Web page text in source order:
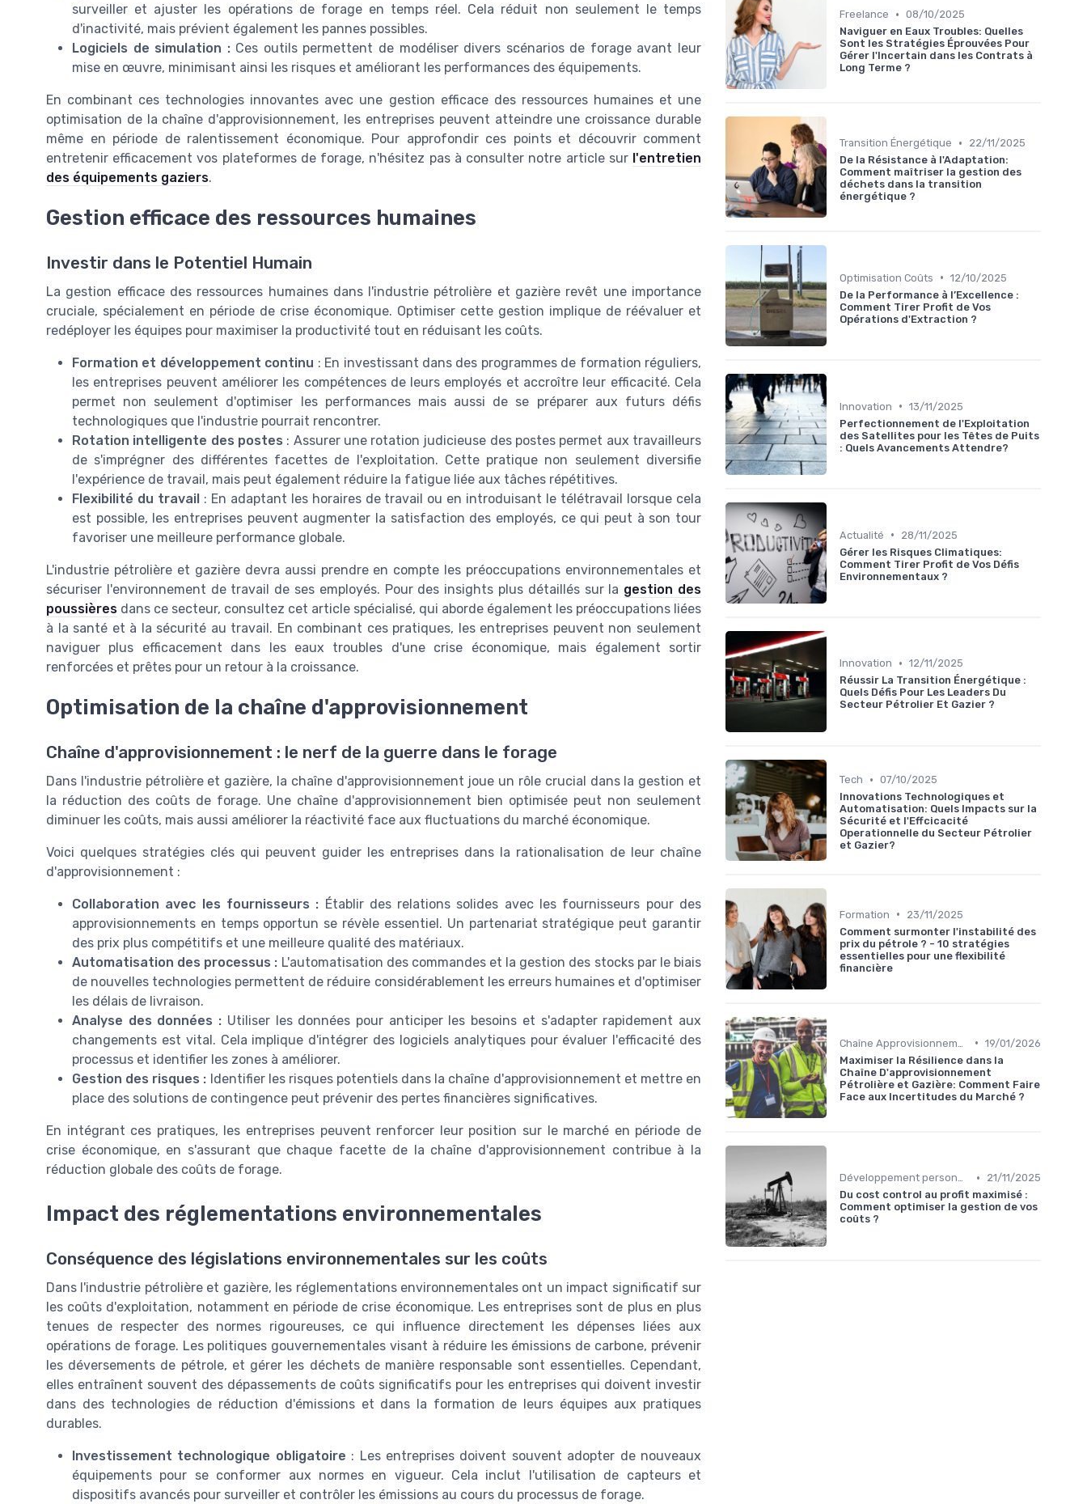
surveiller et ajuster les opérations de forage en temps réel. Cela réduit non seulement le temps
d'inactivité, mais prévient également les pannes possibles.
Logiciels de simulation :Ces outils permettent de modéliser divers scénarios de forage avant leur
mise en œuvre, minimisant ainsi les risques et améliorant les performances des équipements.
En combinant ces technologies innovantes avec une gestion efficace des ressources humaines et une
optimisation de la chaîne d'approvisionnement, les entreprises peuvent atteindre une croissance durable
même en période de ralentissement économique. Pour approfondir ces points et découvrir comment
entretenir efficacement vos plateformes de forage, n'hésitez pas à consulter notre article sur l'entretien
des équipements gaziers.
Gestion efficace des ressources humaines
Investir dans le Potentiel Humain
La gestion efficace des ressources humaines dans l'industrie pétrolière et gazière revêt une importance
cruciale, spécialement en période de crise économique. Optimiser cette gestion implique de réévaluer et
redéployer les équipes pour maximiser la productivité tout en réduisant les coûts.
Formation et développement continu : En investissant dans des programmes de formation réguliers,
les entreprises peuvent améliorer les compétences de leurs employés et accroître leur efficacité. Cela
permet non seulement d'optimiser les performances mais aussi de se préparer aux futurs défis
technologiques que l'industrie pourrait rencontrer.
Rotation intelligente des postes : Assurer une rotation judicieuse des postes permet aux travailleurs
de s'imprégner des différentes facettes de l'exploitation. Cette pratique non seulement diversifie
l'expérience de travail, mais peut également réduire la fatigue liée aux tâches répétitives.
Flexibilité du travail: En adaptant les horaires de travail ou en introduisant le télétravail lorsque cela
est possible, les entreprises peuvent augmenter la satisfaction des employés, ce qui peut à son tour
favoriser une meilleure performance globale.
L'industrie pétrolière et gazière devra aussi prendre en compte les préoccupations environnementales et
sécuriser l'environnement de travail de ses employés. Pour des insights plus détaillés sur la gestion des
poussières dans ce secteur, consultez cet article spécialisé, qui aborde également les préoccupations liées
à la santé et à la sécurité au travail. En combinant ces pratiques, les entreprises peuvent non seulement
naviguer plus efficacement dans les eaux troubles d'une crise économique, mais également sortir
renforcées et prêtes pour un retour à la croissance.
Optimisation de la chaîne d'approvisionnement
Chaîne d'approvisionnement : le nerf de la guerre dans le forage
Dans l'industrie pétrolière et gazière, la chaîne d'approvisionnement joue un rôle crucial dans la gestion et
la réduction des coûts de forage. Une chaîne d'approvisionnement bien optimisée peut non seulement
diminuer les coûts, mais aussi améliorer la réactivité face aux fluctuations du marché économique.
Voici quelques stratégies clés qui peuvent guider les entreprises dans la rationalisation de leur chaîne
d'approvisionnement :
Collaboration avec les fournisseurs : Établir des relations solides avec les fournisseurs pour des
approvisionnements en temps opportun se révèle essentiel. Un partenariat stratégique peut garantir
des prix plus compétitifs et une meilleure qualité des matériaux.
Automatisation des processus : L'automatisation des commandes et la gestion des stocks par le biais
de nouvelles technologies permettent de réduire considérablement les erreurs humaines et d'optimiser
les délais de livraison.
Analyse des données : Utiliser les données pour anticiper les besoins et s'adapter rapidement aux
changements est vital. Cela implique d'intégrer des logiciels analytiques pour évaluer l'efficacité des
processus et identifier les zones à améliorer.
Gestion des risques : Identifier les risques potentiels dans la chaîne d'approvisionnement et mettre en
place des solutions de contingence peut prévenir des pertes financières significatives.
En intégrant ces pratiques, les entreprises peuvent renforcer leur position sur le marché en période de
crise économique, en s'assurant que chaque facette de la chaîne d'approvisionnement contribue à la
réduction globale des coûts de forage.
Impact des réglementations environnementales
Conséquence des législations environnementales sur les coûts
Dans l'industrie pétrolière et gazière, les réglementations environnementales ont un impact significatif sur
les coûts d'exploitation, notamment en période de crise économique. Les entreprises sont de plus en plus
tenues de respecter des normes rigoureuses, ce qui influence directement les dépenses liées aux
opérations de forage. Les politiques gouvernementales visant à réduire les émissions de carbone, prévenir
les déversements de pétrole, et gérer les déchets de manière responsable sont essentielles. Cependant,
elles entraînent souvent des dépassements de coûts significatifs pour les entreprises qui doivent investir
dans des technologies de réduction d'émissions et dans la formation de leurs équipes aux pratiques
durables.
Investissement technologique obligatoire : Les entreprises doivent souvent adopter de nouveaux
équipements pour se conformer aux normes en vigueur. Cela inclut l'utilisation de capteurs et
dispositifs avancés pour surveiller et contrôler les émissions au cours du processus de forage.
Freelance • 08/10/2025
Naviguer en Eaux Troubles: Quelles
Sont les Stratégies Éprouvées Pour
Gérer l'Incertain dans les Contrats à
Long Terme ?
Transition Énergétique •
22/11/2025
De la Résistance à l'Adaptation:
Comment maîtriser la gestion des
déchets dans la transition
énergétique ?
Optimisation Coûts • 12/10/2025
De la Performance à l’Excellence :
Comment Tirer Profit de Vos
Opérations d'Extraction ?
Innovation • 13/11/2025
Perfectionnement de l'Exploitation
des Satellites pour les Têtes de Puits
: Quels Avancements Attendre?
Actualité •
28/11/2025
Gérer les Risques Climatiques:
Comment Tirer Profit de Vos Défis
Environnementaux ?
Innovation • 12/11/2025
Réussir La Transition Énergétique :
Quels Défis Pour Les Leaders Du
Secteur Pétrolier Et Gazier ?
Tech • 07/10/2025
Innovations Technologiques et
Automatisation: Quels Impacts sur la
Sécurité et l'Effcicacité
Operationnelle du Secteur Pétrolier
et Gazier?
Formation •
23/11/2025
Comment surmonter l'instabilité des
prix du pétrole ? - 10 stratégies
essentielles pour une flexibilité
financière
• 19/01/2026
Maximiser la Résilience dans la
Chaîne D'approvisionnement
Pétrolière et Gazière: Comment Faire
Face aux Incertitudes du Marché ?
Développement personnel •
21/11/2025
Du cost control au profit maximisé :
Comment optimiser la gestion de vos
coûts ?